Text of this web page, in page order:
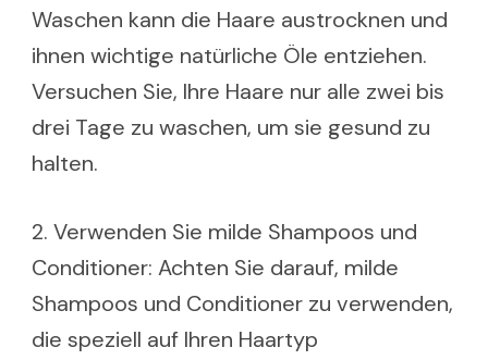
Waschen kann die Haare austrocknen und
ihnen wichtige natürliche Öle entziehen.
Versuchen Sie, Ihre Haare nur alle zwei bis
drei Tage zu waschen, um sie gesund zu
halten.
2. Verwenden Sie milde Shampoos und
Conditioner: Achten Sie darauf, milde
Shampoos und Conditioner zu verwenden,
die speziell auf Ihren Haartyp